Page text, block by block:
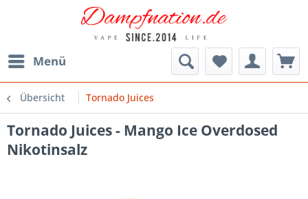
Menü
Übersicht Tornado Juices
Tornado Juices - Mango Ice Overdosed
Nikotinsalz